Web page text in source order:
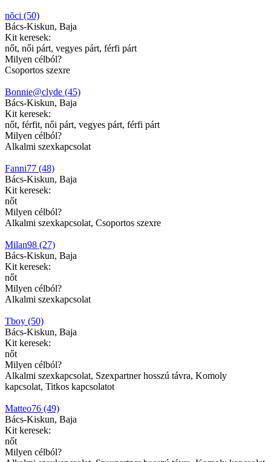
nõci (50)
Bács-Kiskun, Baja
Kit keresek:
nőt, női párt, vegyes párt, férfi párt
Milyen célból?
Csoportos szexre
Bonnie@clyde (45)
Bács-Kiskun, Baja
Kit keresek:
nőt, férfit, női párt, vegyes párt, férfi párt
Milyen célból?
Alkalmi szexkapcsolat
Fanni77 (48)
Bács-Kiskun, Baja
Kit keresek:
nőt
Milyen célból?
Alkalmi szexkapcsolat, Csoportos szexre
Milan98 (27)
Bács-Kiskun, Baja
Kit keresek:
nőt
Milyen célból?
Alkalmi szexkapcsolat
Tboy (50)
Bács-Kiskun, Baja
Kit keresek:
nőt
Milyen célból?
Alkalmi szexkapcsolat, Szexpartner hosszú távra, Komoly
kapcsolat, Titkos kapcsolatot
Matteo76 (49)
Bács-Kiskun, Baja
Kit keresek:
nőt
Milyen célból?